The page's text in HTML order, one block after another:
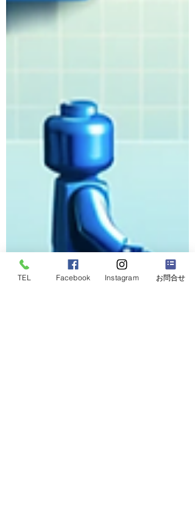
TEL Facebook Instagram お問合せ